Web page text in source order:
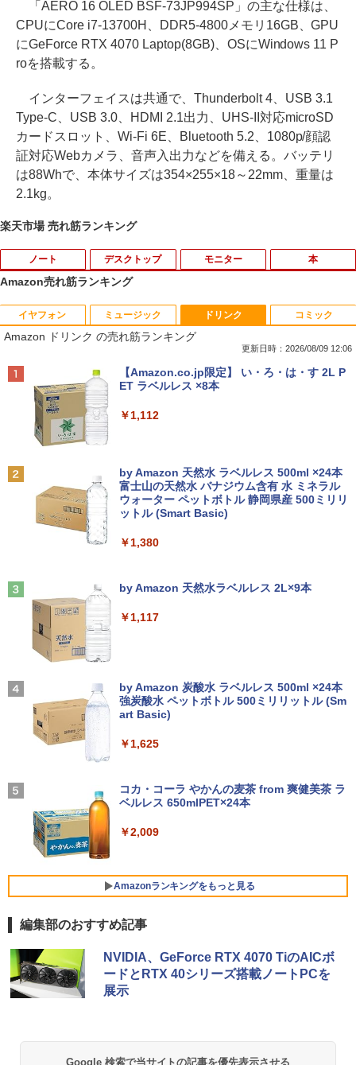
「AERO 16 OLED BSF-73JP994SP」の主な仕様は、
CPUにCore i7-13700H、DDR5-4800メモリ16GB、GPU
にGeForce RTX 4070 Laptop(8GB)、OSにWindows 11 P
roを搭載する。
インターフェイスは共通で、Thunderbolt 4、USB 3.1
Type-C、USB 3.0、HDMI 2.1出力、UHS-II対応microSD
カードスロット、Wi-Fi 6E、Bluetooth 5.2、1080p/顔認
証対応Webカメラ、音声入出力などを備える。バッテリ
は88Whで、本体サイズは354×255×18～22mm、重量は
2.1kg。
楽天市場 売れ筋ランキング
ノート
1
【期間限定破格金額！】新生活 新古品 W
in11搭載 パソコンノートパソコンoffice
付き 初心者向けノートPC 初期設定済 1
5.6型 インテル高速CPU ランダムで発送
メモリ4GB～ 高速SSD1TB 最大 フルHD
Webカメラ zoom 軽量薄型 無線 型番更
【少しだけ訳ありの格安品 】 Core i3 8
世代 windows11 レビュー記載でテンキ
ープレゼント ノートパソコン 設定済み
士通 8世代 中古 パソコン Office付 a579
￥18,800
ore i5 第8世代 Microsoft Office付き Wi
ndows11 NEC Versapro VM-7 ノートパ
ソコン 中古 PC パソコン 中古ノートPC
e搭載 windows1114インチ MS Office 2
019/高速CPU Celeron N3350/8GB メモ
在宅勤務 パソコンノート 薄型軽量ノート
PC
￥29,980
5
＼11日まで限定価格／【楽天1位】ノー
Bluetooth HDMI 日本語キーボード 安い
デスクトップ
1
新品 ミニPC VETESA Intel 6500Y Wind
ows11 WPS Office付き メモリ16GB SS
D256GB UHD 4K対応 HDMI DP 有線LA
N USB3.0 VESAマウント対応 省スペー
ス 超軽量 コンパクトPC
2
クトップパソコン Windows11 MS offic
e搭載 CPU インテル Core i5 高速CPU フ
ルHD メモリー 8GB SSD 256GB 初期設
定済み キーボードとマウス付属 超薄型 1
ス用
￥75,700
【エントリーでポイント100％還元のチ
DR5 32GB/最大128GB Radeon 760M P
CIe3.0 M.2 2280 SSD1TB/最大2×8TB U
A 静音 mini pc Windows11 Pro 4K 3画
面出力 M6 Ultra
5
【中古パソコン】Apple iMac 24inch M
h ID [Apple M1 8コア メモリ16GB SSD
256GB 無線 BT カメラ 24インチ Silver
]:美品
モニター
1
グリーンハウス 強化ガラスディスプレ
イ台 GH-DKBB-CL
￥1,500
イト | スピーカー内蔵 | 2系統入力(VG
A・HDMI) | ケーブル2本付属(VGA・電源
ケーブル)【30日保証】
PHILIPS モニター 23.6インチ 243V5 VA
カー内蔵 中古ディスプレイ
富士通 17型 SXGA VL-17ESS 液晶ディ
スプレイ 1280×1024 スピーカー内蔵 ブ
プレイ モニター 未使用品 新古品 送料無
￥6,800
5型 /フルHD(1920×1080) /ワイド /100H
z]
￥10,980
本
1 【送料無料】ながい窖／手塚治虫
￥1,100
【予約】和山やま 作品4冊セット 小冊子
君に カラオケ行こ ファミレス行こ 特典
月がきれいな夜に、誰かに思い出してほ
しかった [ 川代紗生 ]
5
【中古】 ドカベン 全48巻完結 [コミック
Amazon売れ筋ランキング
イヤフォン
Anker Soundcore P40i オフホワイト
Anker Soundcore P31i ブラック
￥5,990
ラック
￥14,990
レスイヤホン bluetooth イヤホン V12 小型
軽量 ブルートゥースHi-Fi 最大36時間再生 ぶ
るーとゅーす コードレス ENCノイズキャン
付き 防水 タッチ式音量調整 スポーツ/通勤/通
￥1,964
Xiaomi シャオミ REDMI Buds 8 Lite ワイヤ
￥3,480
ミュージック
BRUCE WAYNE feat. Flo Milli, ATL Jacob
[Explicit]
￥250
BRUCE WAYNE feat. Flo Milli, ATL Jacob
[Explicit]
￥250
￥250
￥250
ドリンク
Amazon ドリンク の売れ筋ランキング
更新日時：2026/08/09 12:06
【Amazon.co.jp限定】 い・ろ・は・す 2L P
ET ラベルレス ×8本
￥1,112
by Amazon 天然水 ラベルレス 500ml ×24本
富士山の天然水 バナジウム含有 水 ミネラル
ウォーター ペットボトル 静岡県産 500ミリリ
ットル (Smart Basic)
￥1,380
by Amazon 天然水ラベルレス 2L×9本
￥1,117
by Amazon 炭酸水 ラベルレス 500ml ×24本
強炭酸水 ペットボトル 500ミリリットル (Sm
art Basic)
￥1,625
コカ・コーラ やかんの麦茶 from 爽健美茶 ラ
ベルレス 650mlPET×24本
￥2,009
Amazonランキングをもっと見る
コミック
薬屋のひとりごと 17巻 (デジタル版ビッグガ
ンガンコミックス)
￥770
編集部のおすすめ記事
NVIDIA、GeForce RTX 4070 TiのAICボ
ードとRTX 40シリーズ搭載ノートPCを
展示
Google 検索で当サイトの記事を優先表示させる